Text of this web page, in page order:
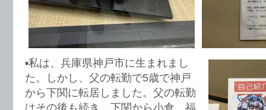
▪️私は、兵庫県神戸市に生まれまし
た。しかし、父の転勤で5歳で神戸
から下関に転居しました。父の転勤